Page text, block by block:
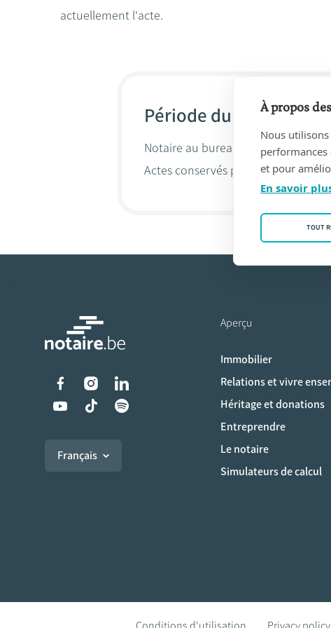
actuellement l'acte.
Période du 05/02/2007
Notaire au bureau M&V Notaires
Actes conservés par
Jean-Philippe
Liens vers les réseaux
Français
Aperçu
Immobilier
Relations et vivre
Héritage et donations
Entreprendre
Le notaire
Simulateurs de calcul
À propos
Nous
et pour
En savoir
TOUT